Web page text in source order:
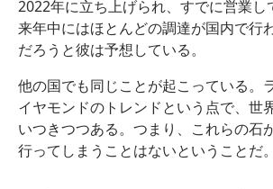
2022年に立ち上げられ、すでに営業し
来年中にはほとんどの調達が国内で行
だろうと彼は予想している。
他の国でも同じことが起こっている。
イヤモンドのトレンドという点で、世
いつきつつある。つまり、これらの石
行ってしまうことはないということだ。